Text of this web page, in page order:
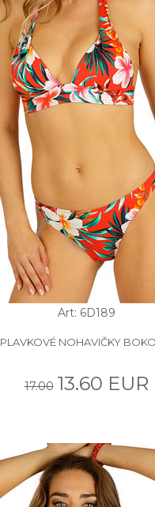
Art: 6D189
PLAVKOVÉ NOHAVIČKY
17.00 13.60 EUR